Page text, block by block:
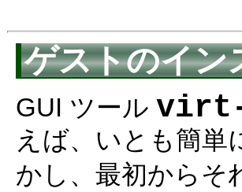
ゲストのイン
GUI ツール virt-
えば、いとも簡
かし、最初から